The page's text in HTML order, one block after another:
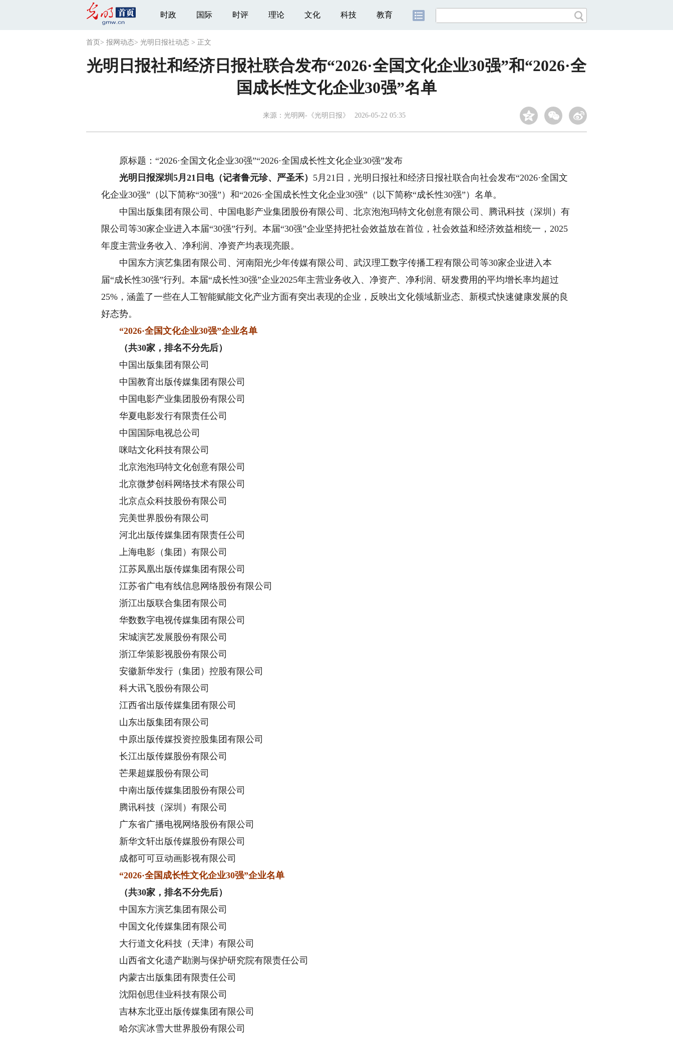
时政 国际 时评 理论 文化 科技 教育
首页 > 报网动态> 光明日报社动态 > 正文
光明日报社和经济日报社联合发布“2026·全国文化企业30强”和“2026·全
国成长性文化企业30强”名单
来源： 光明网-《光明日报》 2026-05-22 05:35
原标题：“2026·全国文化企业30强”“2026·全国成长性文化企业30强”发布
光明日报深圳5月21日电（记者鲁元珍、严圣禾） 5月21日，光明日报社和经济日报社联合向社会发布“2026·全国文
化企业30强”（以下简称“30强”）和“2026·全国成长性文化企业30强”（以下简称“成长性30强”）名单。
中国出版集团有限公司、中国电影产业集团股份有限公司、北京泡泡玛特文化创意有限公司、腾讯科技（深圳）有
限公司等30家企业进入本届“30强”行列。本届“30强”企业坚持把社会效益放在首位，社会效益和经济效益相统一，2025
年度主营业务收入、净利润、净资产均表现亮眼。
中国东方演艺集团有限公司、河南阳光少年传媒有限公司、武汉理工数字传播工程有限公司等30家企业进入本
届“成长性30强”行列。本届“成长性30强”企业2025年主营业务收入、净资产、净利润、研发费用的平均增长率均超过
25%，涵盖了一些在人工智能赋能文化产业方面有突出表现的企业，反映出文化领域新业态、新模式快速健康发展的良
好态势。
“2026·全国文化企业30强”企业名单
（共30家，排名不分先后）
中国出版集团有限公司
中国教育出版传媒集团有限公司
中国电影产业集团股份有限公司
华夏电影发行有限责任公司
中国国际电视总公司
咪咕文化科技有限公司
北京泡泡玛特文化创意有限公司
北京微梦创科网络技术有限公司
北京点众科技股份有限公司
完美世界股份有限公司
河北出版传媒集团有限责任公司
上海电影（集团）有限公司
江苏凤凰出版传媒集团有限公司
江苏省广电有线信息网络股份有限公司
浙江出版联合集团有限公司
华数数字电视传媒集团有限公司
宋城演艺发展股份有限公司
浙江华策影视股份有限公司
安徽新华发行（集团）控股有限公司
科大讯飞股份有限公司
江西省出版传媒集团有限公司
山东出版集团有限公司
中原出版传媒投资控股集团有限公司
长江出版传媒股份有限公司
芒果超媒股份有限公司
中南出版传媒集团股份有限公司
腾讯科技（深圳）有限公司
广东省广播电视网络股份有限公司
新华文轩出版传媒股份有限公司
成都可可豆动画影视有限公司
“2026·全国成长性文化企业30强”企业名单
（共30家，排名不分先后）
中国东方演艺集团有限公司
中国文化传媒集团有限公司
大行道文化科技（天津）有限公司
山西省文化遗产勘测与保护研究院有限责任公司
内蒙古出版集团有限责任公司
沈阳创思佳业科技有限公司
吉林东北亚出版传媒集团有限公司
哈尔滨冰雪大世界股份有限公司